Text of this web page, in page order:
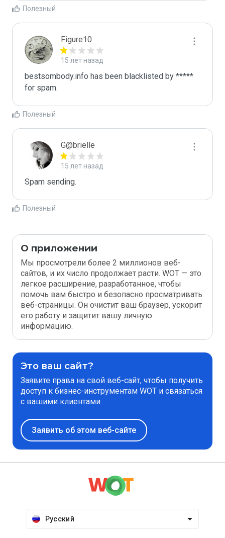
Полезный
Figure10
15 лет назад
bestsombody.info has been blacklisted by *****
for spam.
Полезный
G@brielle
15 лет назад
Spam sending.
Полезный
О приложении
Мы просмотрели более 2 миллионов веб-
сайтов, и их число продолжает расти. WOT — это
легкое расширение, разработанное, чтобы
помочь вам быстро и безопасно просматривать
веб-страницы. Он очистит ваш браузер, ускорит
его работу и защитит вашу личную
информацию.
Это ваш сайт?
Заявите права на свой веб-сайт, чтобы получить
доступ к бизнес-инструментам WOT и связаться
с вашими клиентами.
Заявить об этом веб-сайте
Русский